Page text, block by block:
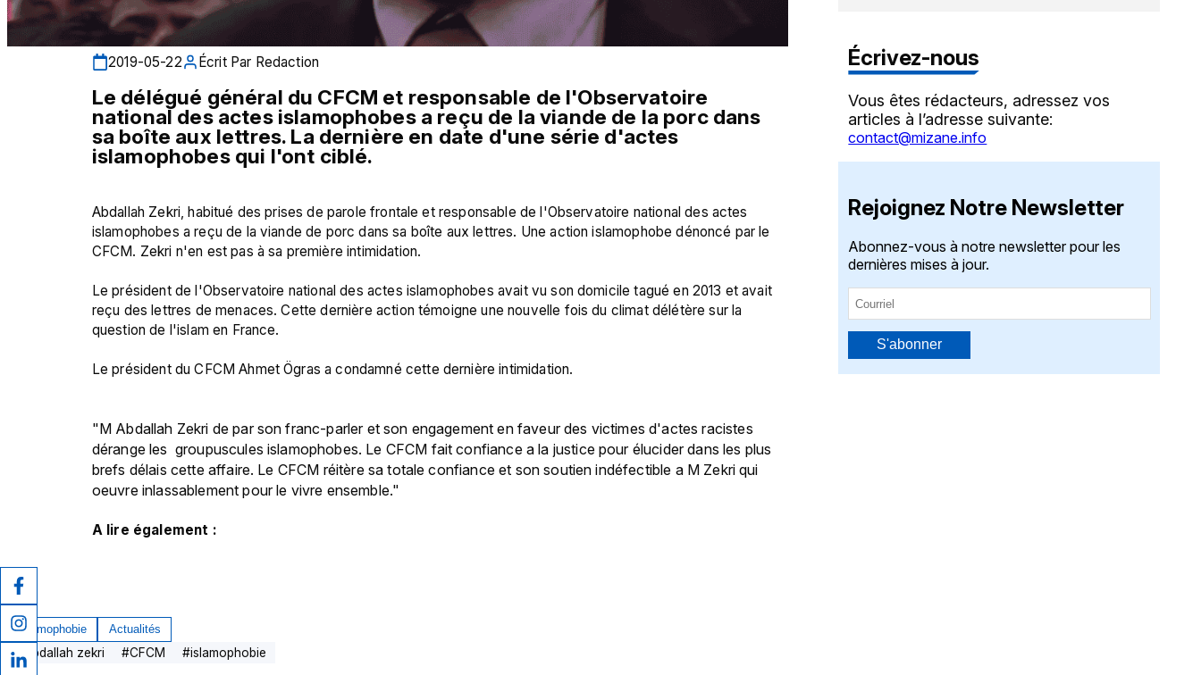
2019-05-22 Écrit Par Redaction
Le délégué général du CFCM et responsable de l'Observatoire
national des actes islamophobes a reçu de la viande de la porc dans
sa boîte aux lettres. La dernière en date d'une série d'actes
islamophobes qui l'ont ciblé.
Abdallah Zekri, habitué des prises de parole frontale et responsable de l'Observatoire national des actes
islamophobes a reçu de la viande de porc dans sa boîte aux lettres. Une action islamophobe dénoncé par le
CFCM. Zekri n'en est pas à sa première intimidation.
Le président de l'Observatoire national des actes islamophobes avait vu son domicile tagué en 2013 et avait
reçu des lettres de menaces. Cette dernière action témoigne une nouvelle fois du climat délétère sur la
question de l'islam en France.
"M Abdallah Zekri de par son franc-parler et son engagement en faveur des victimes d'actes racistes
dérange les  groupuscules islamophobes. Le CFCM fait confiance a la justice pour élucider dans les plus
brefs délais cette affaire. Le CFCM réitère sa totale confiance et son soutien indéfectible a M Zekri qui
oeuvre inlassablement pour le vivre ensemble."
A lire également :
Islamophobie Actualités
Abdallah zekri #CFCM #islamophobie
Écrivez-nous
Vous êtes rédacteurs, adressez vos
articles à l’adresse suivante:
contact@mizane.info
Rejoignez Notre Newsletter
Abonnez-vous à notre newsletter pour les
dernières mises à jour.
S'abonner